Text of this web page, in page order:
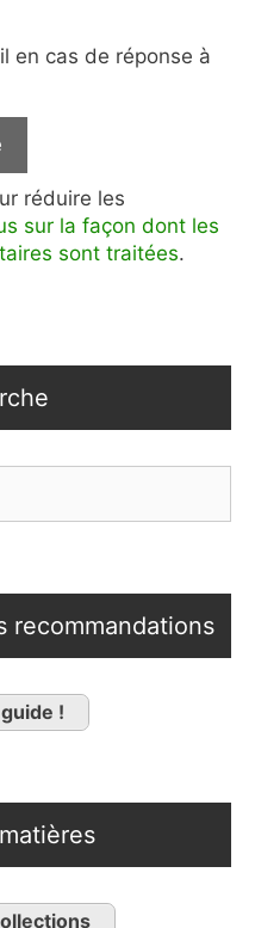
en cas de réponse à
réduire les
sur la façon dont les
sont traitées.
recommandations
!